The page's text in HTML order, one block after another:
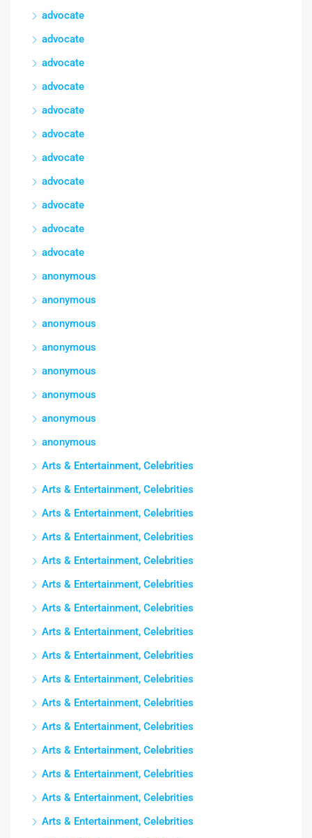
advocate
advocate
advocate
advocate
advocate
advocate
advocate
advocate
advocate
advocate
advocate
anonymous
anonymous
anonymous
anonymous
anonymous
anonymous
anonymous
anonymous
Arts & Entertainment, Celebrities
Arts & Entertainment, Celebrities
Arts & Entertainment, Celebrities
Arts & Entertainment, Celebrities
Arts & Entertainment, Celebrities
Arts & Entertainment, Celebrities
Arts & Entertainment, Celebrities
Arts & Entertainment, Celebrities
Arts & Entertainment, Celebrities
Arts & Entertainment, Celebrities
Arts & Entertainment, Celebrities
Arts & Entertainment, Celebrities
Arts & Entertainment, Celebrities
Arts & Entertainment, Celebrities
Arts & Entertainment, Celebrities
Arts & Entertainment, Celebrities